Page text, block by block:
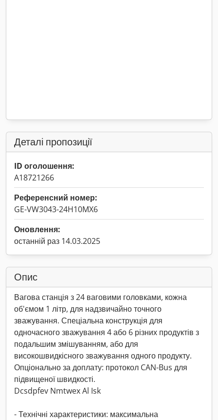
Деталі пропозиції
ID оголошення:
A18721266
Референсний номер:
GE-VW3043-24H10MX6
Оновлення:
останній раз 14.03.2025
Опис
Вагова станція з 24 ваговими головками, кожна
об'ємом 1 літр, для надзвичайно точного
зважування. Спеціальна конструкція для
одночасного зважування 4 або 6 різних продуктів з
подальшим змішуванням, або для
високошвидкісного зважування одного продукту.
Опціонально за доплату: протокол CAN-Bus для
підвищеної швидкості.
Dcsdpfev Nmtwex Al Isk
- Технічні характеристики: максимальна